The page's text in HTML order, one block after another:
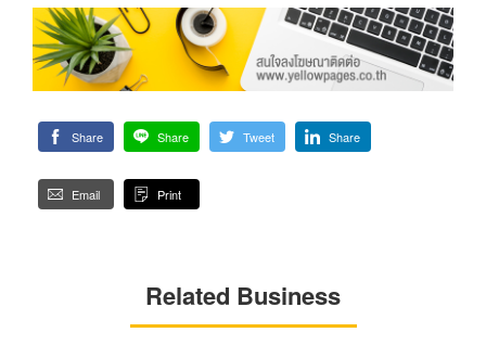
Share Share Tweet Share
Email Print
Related Business